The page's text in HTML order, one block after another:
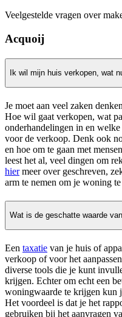
Veelgestelde vragen over
Acquoij
Ik wil mijn huis verkopen, wat
Je moet aan veel zaken
Hoe wil gaat verkopen, wat
onderhandelingen in en
voor de verkoop. Denk ook
en hoe om te gaan met
leest het al, veel dingen om
hiermeer over geschreven,
arm te nemen om je woning
Wat is de geschatte waarde
Een taxatie van je huis of
verkoop of voor het
diverse tools die je kunt
krijgen. Echter om echt een
woningwaarde te krijgen kun
Het voordeel is dat je het
gebruiken bij het aanvragen